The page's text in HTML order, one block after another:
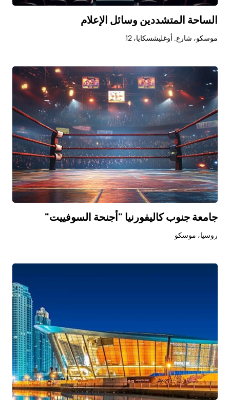
الساحة المتشددين وسائل الإعلام
موسكو، شارع. أوغليشسكايا، 12
جامعة جنوب كاليفورنيا "أجنحة السوفييت"
روسيا، موسكو